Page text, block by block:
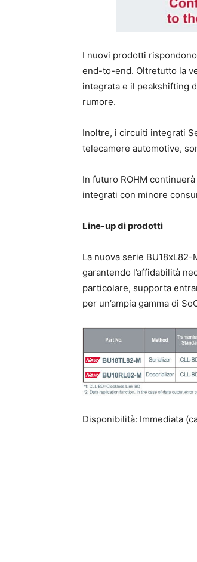
I nuovi prodotti
end-to-end. Oltretutto la
integrata e il peakshifting
rumore.
Inoltre, i circuiti integrati
telecamere automotive,
In futuro ROHM
integrati con minore
Line-up di prodotti
La nuova serie
garantendo l’affidabilità
particolare, supporta
per un’ampia gamma di
Disponibilità: Immediata